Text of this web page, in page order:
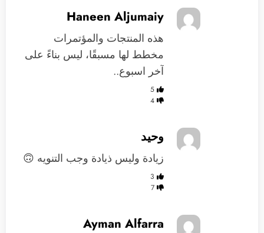
Haneen Aljumaiy
هذه المنتجات والمؤتمرات
مخطط لها مسبقًا، ليس بناءً على
آخر اسبوع..
5
4
وحيد
زيادة وليس ذيادة وجب التنويه 🙃
3
7
Ayman Alfarra